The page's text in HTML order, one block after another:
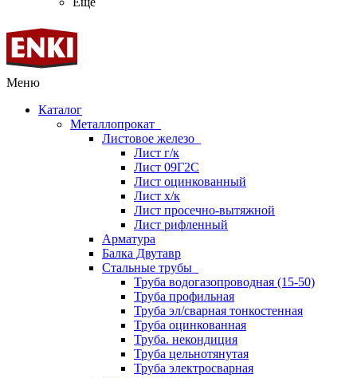
Меню
Каталог
Металлопрокат
Листовое железо
Лист г/к
Лист 09Г2С
Лист оцинкованный
Лист х/к
Лист просечно-вытяжной
Лист рифленный
Арматура
Балка Двутавр
Стальные трубы
Труба водогазопроводная (15-50)
Труба профильная
Труба эл/сварная тонкостенная
Труба оцинкованная
Труба. некондиция
Труба цельнотянутая
Труба электросварная